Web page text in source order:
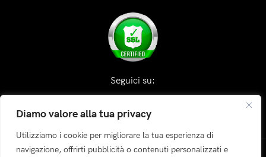
Diamo valore alla tua privacy
Utilizziamo i cookie per migliorare la tua esperienza di
navigazione, offrirti pubblicità o contenuti personalizzati e
Seguici su: